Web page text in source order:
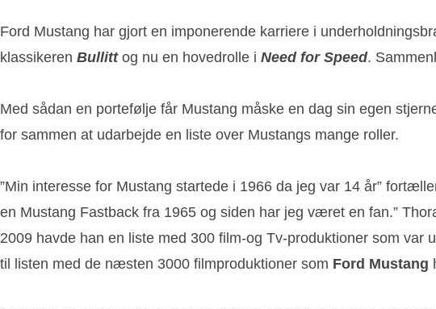
Ford Mustang har gjort en imponerende karriere i
klassikeren Bullittog nu en hovedrolle i Need for Speed.
Med sådan en portefølje får Mustang måske en dag sin egen
for sammen at udarbejde en liste over Mustangs mange roller.
”Min interesse for Mustang startede i 1966 da jeg var 14 år”
en Mustang Fastback fra 1965 og siden har jeg været en fan.”
2009 havde han en liste med 300 film-og Tv-produktioner som var
til listen med de næsten 3000 filmproduktioner som Ford Mustang